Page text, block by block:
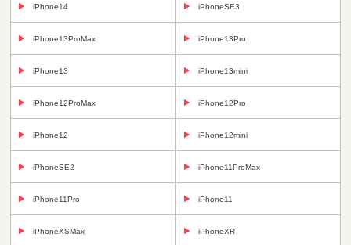
iPhone14 iPhoneSE3
iPhone13ProMax iPhone13Pro
iPhone13 iPhone13mini
iPhone12ProMax iPhone12Pro
iPhone12 iPhone12mini
iPhoneSE2 iPhone11ProMax
iPhone11Pro iPhone11
iPhoneXSMax iPhoneXR